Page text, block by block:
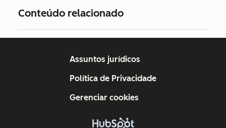
Conteúdo relacionado
Assuntos jurídicos
Política de Privacidade
Gerenciar cookies